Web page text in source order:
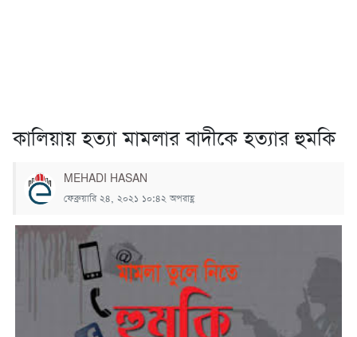
কালিয়ায় হত্যা মামলার বাদীকে হত্যার হুমকি
MEHADI HASAN
ফেব্রুয়ারি ২৪, ২০২১ ১০:৪২ অপরাহ্ণ